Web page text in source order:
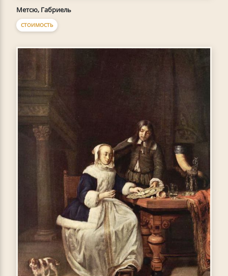
Метсю, Габриель
СТОИМОСТЬ